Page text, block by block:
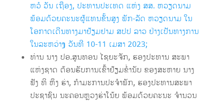
ຫວໍ ວັນ ເຖືອງ, ປະທານປະເທດ ແຫ່ງ ສສ. ຫວຽດນາມ
ພ້ອມດ້ວຍຄະນະຜູ້ແທນຂັ້ນສູງ ພັກ-ລັດ ຫວຽດນາມ ໃນ
ໂອກາດເດີນທາງມາຢ້ຽມຢາມ ສປປ ລາວ ຢ່າງເປັນທາງການ
ໃນລະຫວ່າງ ວັນທີ 10-11 ເມສາ 2023;
ທ່ານ ນາງ ປອ.ສູນທອນ ໄຊຍະຈັກ, ຮອງປະທານ ສະພາ
ແຫ່ງຊາດ ຕ້ອນຮັບການເຂົ້າຢ້ຽມຂໍ່ານັບ ຂອງສະຫາຍ ນາງ
ຟັງ ທິ ຫຶງ ຮ່າ, ກຳມະການປະຈໍາພັກ, ຮອງປະທານສະພາ
ປະຊາຊົນ ນະຄອນຫຼວງຮ່າໂນ້ຍ ພ້ອມດ້ວຍຄະນະ ຈຳນວນ